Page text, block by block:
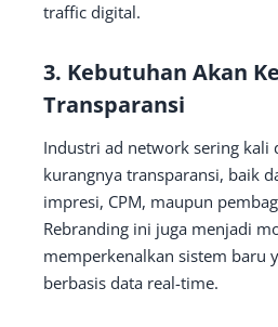
traffic digital.
3. Kebutuhan Akan
Transparansi
Industri ad network sering kali
kurangnya transparansi, baik
impresi, CPM, maupun
Rebranding ini juga menjadi
memperkenalkan sistem baru
berbasis data real-time.